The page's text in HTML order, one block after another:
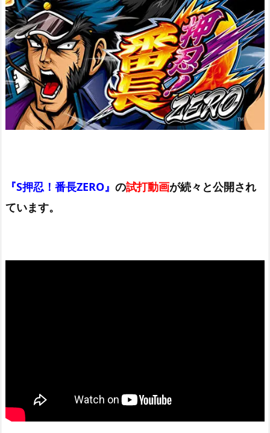
『S押忍！番長ZERO』 の試打動画が続々と公開され
ています。